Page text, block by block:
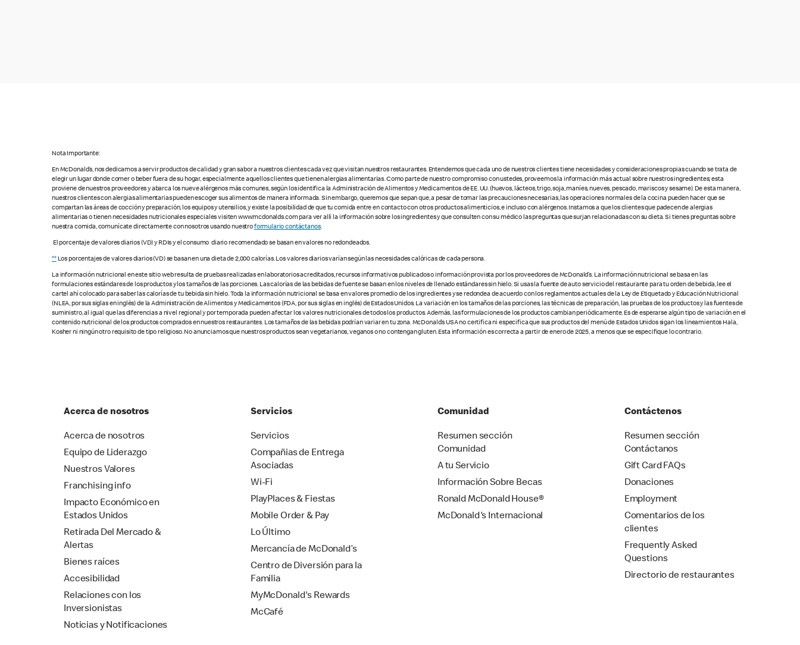
Nota Importante:
En McDonald’s, nos dedicamos a servir productos de calidad y gran sabor a nuestros clientes cada vez que visitan nuestros restaurantes. Entendemos que cada uno de nuestros clientes tiene necesidades y consideraciones propias cuando se trata de
elegir un lugar donde comer o beber fuera de su hogar, especialmente aquellos clientes que tienen alergias alimentarias. Como parte de nuestro compromiso con ustedes, proveemos la información más actual sobre nuestros ingredientes; esta
proviene de nuestros proveedores y abarca los nueve alérgenos más comunes, según los identifica la Administración de Alimentos y Medicamentos de EE. UU. (huevos, lácteos, trigo, soja, maníes, nueves, pescado, mariscos y sesame). De esta manera,
nuestros clientes con alergias alimentarias pueden escoger sus alimentos de manera informada. Sin embargo, queremos que sepan que, a pesar de tomar las precauciones necesarias, las operaciones normales de la cocina pueden hacer que se
compartan las áreas de cocción y preparación, los equipos y utensilios, y existe la posibilidad de que tu comida entre en contacto con otros productos alimenticios, e incluso con alérgenos. Instamos a que los clientes que padecen de alergias
alimentarias o tienen necesidades nutricionales especiales visiten www.mcdonalds.com para ver allí la información sobre los ingredientes y que consulten con su médico las preguntas que surjan relacionadas con su dieta. Si tienes preguntas sobre
nuestra comida, comunícate directamente con nosotros usando nuestroformulario contáctanos.
El porcentaje de valores diarios (VD) y RDIs y el consumo diario recomendado se basan en valores no redondeados.
**Los porcentajes de valores diarios (VD) se basan en una dieta de 2,000 calorías. Los valores diarios varían según las necesidades calóricas de cada persona.
La información nutricional en este sitio web resulta de pruebas realizadas en laboratorios acreditados, recursos informativos publicados o información provista por los proveedores de McDonald’s. La información nutricional se basa en las
formulaciones estándares de los productos y los tamaños de las porciones. Las calorías de las bebidas de fuente se basan en los niveles de llenado estándares sin hielo. Si usas la fuente de auto servicio del restaurante para tu orden de bebida, lee el
cartel ahí colocado para saber las calorías de tu bebida sin hielo. Toda la información nutricional se basa en valores promedio de los ingredientes y se redondea de acuerdo con los reglamentos actuales de la Ley de Etiquetado y Educación Nutricional
(NLEA, por sus siglas en inglés) de la Administración de Alimentos y Medicamentos (FDA, por sus siglas en inglés) de Estados Unidos. La variación en los tamaños de las porciones, las técnicas de preparación, las pruebas de los productos y las fuentes de
suministro, al igual que las diferencias a nivel regional y por temporada pueden afectar los valores nutricionales de todos los productos. Además, las formulaciones de los productos cambian periódicamente. Es de esperarse algún tipo de variación en el
contenido nutricional de los productos comprados en nuestros restaurantes. Los tamaños de las bebidas podrían variar en tu zona. McDonald’s USA no certifica ni especifica que sus productos del menú de Estados Unidos sigan los lineamientos Hala,
Kosher ni ningún otro requisito de tipo religioso. No anunciamos que nuestros productos sean vegetarianos, veganos o no contengan gluten. Esta información es correcta a partir de enero de 2025, a menos que se especifique lo contrario.
Acerca de nosotros
Acerca de nosotros
Equipo de Liderazgo
Nuestros Valores
Franchising info
Impacto Económico en
Estados Unidos
Retirada Del Mercado &
Alertas
Bienes raíces
Accesibilidad
Relaciones con los
Inversionistas
Noticias y Notificaciones
Servicios
Servicios
Compañias de Entrega
Asociadas
Wi-Fi
PlayPlaces & Fiestas
Mobile Order & Pay
Lo Último
Mercancía de McDonald’s
Centro de Diversión para la
Familia
MyMcDonald's Rewards
McCafé
Comunidad
Resumen sección
Comunidad
A tu Servicio
Información Sobre Becas
Ronald McDonald House®
McDonald's Internacional
Contáctenos
Resumen sección
Contáctanos
Gift Card FAQs
Donaciones
Employment
Comentarios de los
clientes
Frequently Asked
Questions
Directorio de restaurantes